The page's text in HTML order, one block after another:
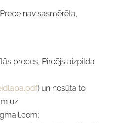
preces, Pircējs aizpilda
) un nosūta to
uz
;